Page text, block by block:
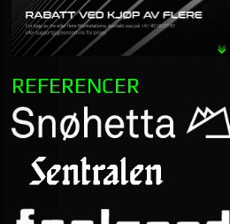
REFERENCER